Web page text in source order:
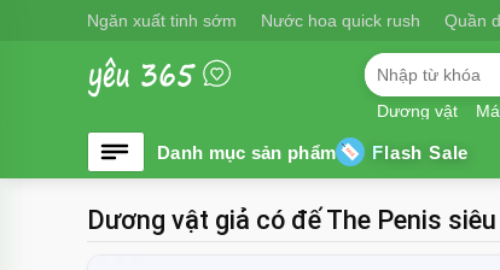
Ngăn xuất tinh sớm Nước hoa quick rush Quần
Dương vật
Flash Sale
Dương vật giả có đế The Penis